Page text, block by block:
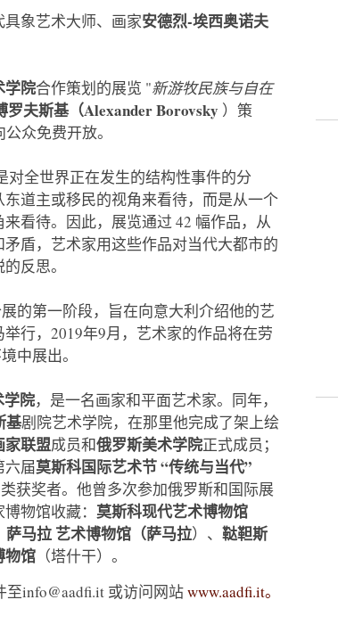
象艺术大师、画家安德烈-埃西奥诺夫
学院合作策划的展览 "新游牧民族与自在
罗夫斯基（Alexander Borovsky ）策
众免费开放。
对全世界正在发生的结构性事件的分
道主或移民的视角来看待，而是从一个
看待。因此，展览通过 42 幅作品，从
盾，艺术家用这些作品对当代大都市的
反思。
的第一阶段，旨在向意大利介绍他的艺
行，2019年9月，艺术家的作品将在劳
中展出。
学院，是一名画家和平面艺术家。同年，
基剧院艺术学院，在那里他完成了架上绘
家联盟成员和俄罗斯美术学院正式成员；
六届莫斯科国际艺术节 “传统与当代”
获奖者。他曾多次参加俄罗斯和国际展
物馆收藏： 莫斯科现代艺术博物馆
萨马拉 艺术博物馆 （萨马拉）、 鞑靼斯
物馆 （塔什干）。
至info@aadfi.it 或访问网站www.aadfi.it。